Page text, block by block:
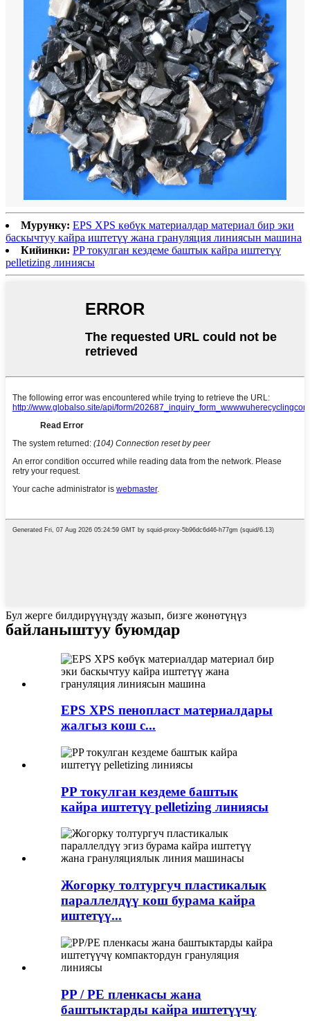
Мурунку: EPS XPS көбүк материалдар материал бир эки
баскычтуу кайра иштетүү жана грануляция линиясын машина
Кийинки: PP токулган кездеме баштык кайра иштетүү
pelletizing линиясы
Бул жерге билдирүүңүздү жазып, бизге жөнөтүңүз
байланыштуу буюмдар
EPS XPS пенопласт материалдары
жалгыз кош с...
PP токулган кездеме баштык
кайра иштетүү pelletizing линиясы
Жогорку толтургуч пластикалык
параллелдүү кош бурама кайра
иштетүү...
PP / PE пленкасы жана
баштыктарды кайра иштетүүчү